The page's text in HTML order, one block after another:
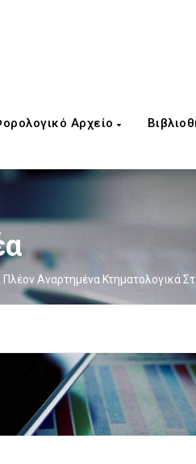
Αρχείο
Αναρτημένα Κτηματολογικά